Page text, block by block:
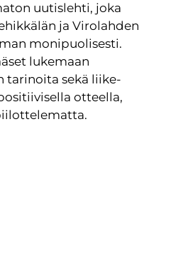
uutislehti, joka
ja Virolahden
monipuolisesti.
lukemaan
tarinoita sekä liike-
otteella,